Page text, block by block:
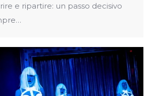
e ripartire: un passo decisivo